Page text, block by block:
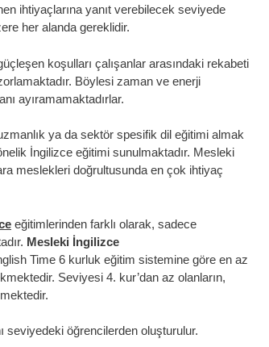
ihtiyaçlarına yanıt verebilecek seviyede
her alanda gereklidir.
koşulları çalışanlar arasındaki rekabeti
Böylesi zaman ve enerji
ayıramamaktadırlar.
ya da sektör spesifik dil eğitimi almak
İngilizce eğitimi sunulmaktadır. Mesleki
meslekleri doğrultusunda en çok ihtiyaç
eğitimlerinden farklı olarak, sadece
Mesleki İngilizce
Time 6 kurluk eğitim sistemine göre en az
Seviyesi 4. kur’dan az olanların,
seviyedeki öğrencilerden oluşturulur.